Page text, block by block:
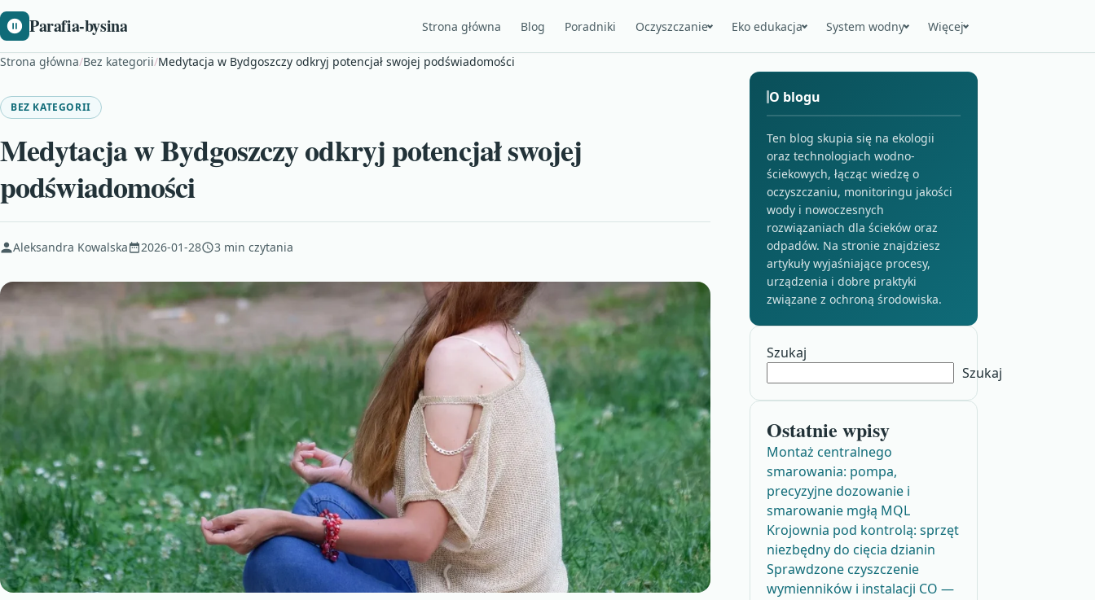
Parafia-bysina Strona główna Blog Poradniki Oczyszczanie Eko edukacja System wodny Więcej
Strona główna/Bez kategorii/Medytacja w Bydgoszczy odkryj potencjał swojej podświadomości
BEZ KATEGORII
Medytacja w Bydgoszczy odkryj potencjał swojej
podświadomości
Aleksandra Kowalska 2026-01-28 3 min czytania
O blogu
Ten blog skupia się na ekologii
oraz technologiach wodno-
ściekowych, łącząc wiedzę o
oczyszczaniu, monitoringu jakości
wody i nowoczesnych
rozwiązaniach dla ścieków oraz
odpadów. Na stronie znajdziesz
artykuły wyjaśniające procesy,
urządzenia i dobre praktyki
związane z ochroną środowiska.
Szukaj
Szukaj
Ostatnie wpisy
Montaż centralnego
smarowania: pompa,
precyzyjne dozowanie i
smarowanie mgłą MQL
Krojownia pod kontrolą: sprzęt
niezbędny do cięcia dzianin
Sprawdzone czyszczenie
wymienników i instalacji CO —